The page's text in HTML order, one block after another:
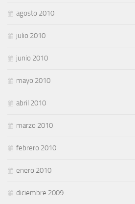
agosto 2010
julio 2010
junio 2010
mayo 2010
abril 2010
marzo 2010
febrero 2010
enero 2010
diciembre 2009